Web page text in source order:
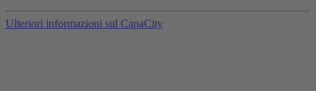
Ulteriori informazioni sul CapaCity